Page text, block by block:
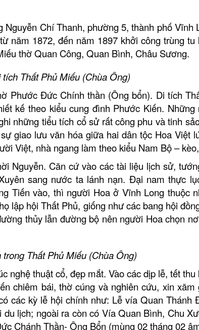
Chí Thanh, phường 5, thành phố Vĩnh
năm 1872, đến năm 1897 khởi công trùng tu
thờ Quan Công, Quan Bình, Châu Sương.
tích Thất Phủ Miếu (Chùa Ông)
Phước Đức Chính thần (Ông bổn). Di tích
kế theo kiểu cung đình Phước Kiến. Những
những tiểu tích cổ sử rất công phu và tinh
giao lưu văn hóa giữa hai dân tộc Hoa Việt
Việt, nhà ngang làm theo kiểu Nam Bộ –
Nguyễn. Căn cứ vào các tài liệu lịch sử,
sang nước ta lánh nạn. Đại nam thực
Tiến vào, thì người Hoa ở Vĩnh Long thuộc
lập hội Thất Phủ, giống như các bang hội
thủy lẫn đường bộ nên người Hoa chọn
trong Thất Phủ Miếu (Chùa Ông)
nghệ thuật cổ, đẹpmắt. Vàocác dịp lễ, tết thu
chiêm bái, thờ cúng và nghiên cứu, xin xăm
các kỳ lễ hội chính như: Lễ vía Quan Thánh
du lịch; ngoài ra còn có Vía Quan Bình, Chu
Chánh Thần-Ông Bổn (mùng 02 tháng 02
Khu tưởng niệm cố Thủ tướng Võ
BẢO TÀNG VĨNH LONG
Khu lưu niệm Giáo sư, Viện sĩ
Trần Đại Nghĩa
Hộ kinh doanh CocoHome